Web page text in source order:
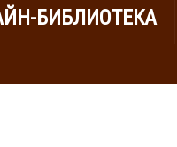
БИБЛИОТЕКА